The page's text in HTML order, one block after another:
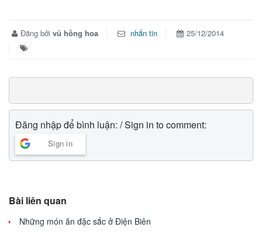
Đăng bởi vũ hồng hoa nhắn tin 25/12/2014
Đăng nhập để bình luận: / Sign in to comment:
Sign in
Bài liên quan
Những món ăn đặc sắc ở Điện Biên